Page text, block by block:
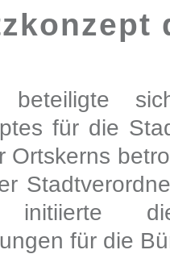
für die
Ortskerns
initiierte
für die